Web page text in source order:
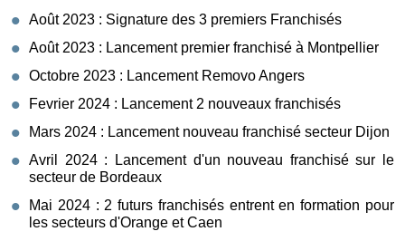
Août 2023 : Signature des 3 premiers Franchisés
Août 2023 : Lancement premier franchisé à Montpellier
Octobre 2023 : Lancement Removo Angers
Fevrier 2024 : Lancement 2 nouveaux franchisés
Mars 2024 : Lancement nouveau franchisé secteur Dijon
Avril 2024 : Lancement d'un nouveau franchisé sur le
secteur de Bordeaux
Mai 2024 : 2 futurs franchisés entrent en formation pour
les secteurs d'Orange et Caen